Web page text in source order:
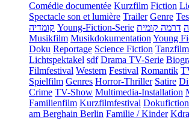
Comédie documentée Kurzfilm Fiction
Spectacle son et lumière Trailer Genre
קומדיה Young-Fiction-Serie דרמה קומית
Musikfilm MusikdokumentationYoung
Doku Reportage Science Fiction Tanzfilm
Lichtspektakel sdf Drama TV-Serie
Filmfestival Western Festival Romantik
Spielfilm Genres Horror-Thriller Satire
Crime TV-Show Multimedia-Installation
Familienfilm Kurzfilmfestival Dokufiction
am Berghain Berlin Familie / Kinder